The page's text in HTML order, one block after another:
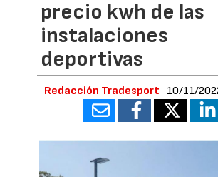
precio kwh de las
instalaciones
deportivas
Redacción Tradesport 10/11/